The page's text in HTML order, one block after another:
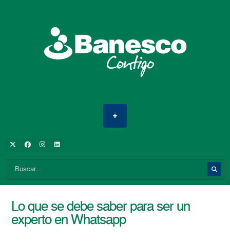
Lo que se debe saber para ser un
experto en Whatsapp